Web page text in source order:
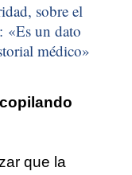
sobre el
«Es un dato
médico»
que la